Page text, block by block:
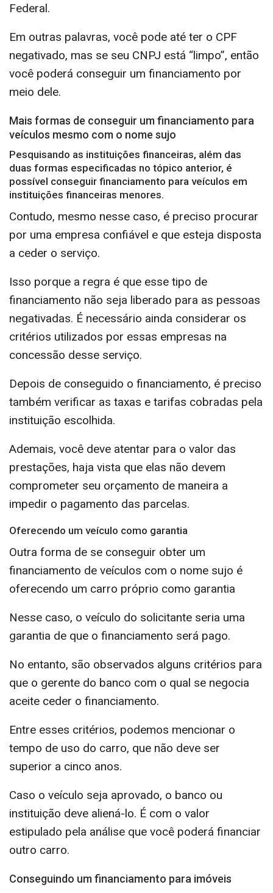
Federal.
Em outras palavras, você pode até ter o CPF
negativado, mas se seu CNPJ está “limpo”, então
você poderá conseguir um financiamento por
meio dele.
Mais formas de conseguir um financiamento para
veículos mesmo com o nome sujo
Pesquisando as instituições financeiras, além das
duas formas especificadas no tópico anterior, é
possível conseguir financiamento para veículos em
instituições financeiras menores.
Contudo, mesmo nesse caso, é preciso procurar
por uma empresa confiável e que esteja disposta
a ceder o serviço.
Isso porque a regra é que esse tipo de
financiamento não seja liberado para as pessoas
negativadas. É necessário ainda considerar os
critérios utilizados por essas empresas na
concessão desse serviço.
Depois de conseguido o financiamento, é preciso
também verificar as taxas e tarifas cobradas pela
instituição escolhida.
Ademais, você deve atentar para o valor das
prestações, haja vista que elas não devem
comprometer seu orçamento de maneira a
impedir o pagamento das parcelas.
Oferecendo um veículo como garantia
Outra forma de se conseguir obter um
financiamento de veículos com o nome sujo é
oferecendo um carro próprio como garantia
Nesse caso, o veículo do solicitante seria uma
garantia de que o financiamento será pago.
No entanto, são observados alguns critérios para
que o gerente do banco com o qual se negocia
aceite ceder o financiamento.
Entre esses critérios, podemos mencionar o
tempo de uso do carro, que não deve ser
superior a cinco anos.
Caso o veículo seja aprovado, o banco ou
instituição deve aliená-lo. É com o valor
estipulado pela análise que você poderá financiar
outro carro.
Conseguindo um financiamento para imóveis